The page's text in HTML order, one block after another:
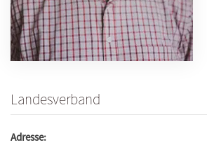
Landesverband
Adresse: